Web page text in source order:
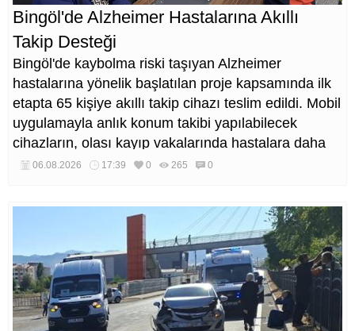
Bingöl'de Alzheimer Hastalarına Akıllı
Takip Desteği
Bingöl'de kaybolma riski taşıyan Alzheimer
hastalarına yönelik başlatılan proje kapsamında ilk
etapta 65 kişiye akıllı takip cihazı teslim edildi. Mobil
uygulamayla anlık konum takibi yapılabilecek
cihazların, olası kayıp vakalarında hastalara daha
kısa sürede ulaşılmasını sağlaması hedefleniyor.
06.08.2026 17:39 0 265 0